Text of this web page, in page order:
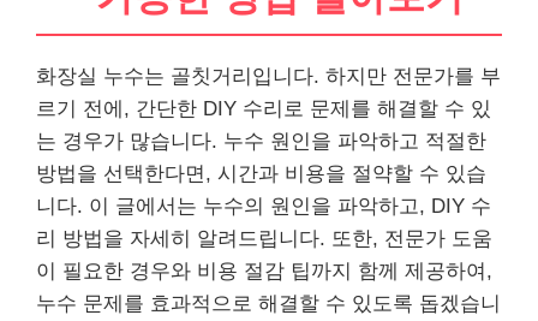
화장실 누수는 골칫거리입니다. 하지만 전문가를 부
르기 전에, 간단한 DIY 수리로 문제를 해결할 수 있
는 경우가 많습니다. 누수 원인을 파악하고 적절한
방법을 선택한다면, 시간과 비용을 절약할 수 있습
니다. 이 글에서는 누수의 원인을 파악하고, DIY 수
리 방법을 자세히 알려드립니다. 또한, 전문가 도움
이 필요한 경우와 비용 절감 팁까지 함께 제공하여,
누수 문제를 효과적으로 해결할 수 있도록 돕겠습니